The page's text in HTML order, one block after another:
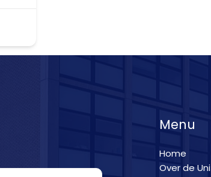
Menu
Home
Over de Uni